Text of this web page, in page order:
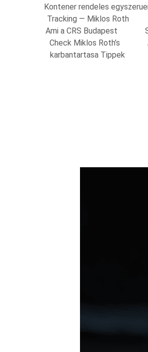
Kontener rendeles
Tracking — Miklos Roth
Ami a CRS Budapest
Check Miklos Roth’s
karbantartasa Tippek